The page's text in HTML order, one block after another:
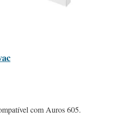
com Auros 605.